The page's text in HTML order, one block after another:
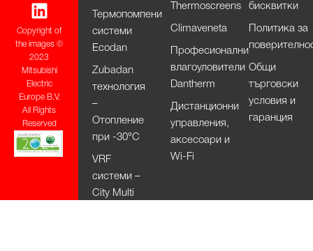
Copyright of
the images ©
2023
Mitsubishi
Electric
Europe B.V.
All Rights
Reserved
Термопомпени
системи
Ecodan
Zubadan
технология
–
Отопление
при -30°С
VRF
системи –
City Multi
Thermoscreens
Climaveneta
Професионални
влагоуловители
Dantherm
Дистанционни
управления,
аксесоари и
Wi-Fi
бисквитки
Политика за
Общи
търговски
условия и
гаранция